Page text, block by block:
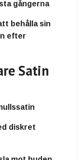
gångerna
behålla sin
efter
Satin
diskret